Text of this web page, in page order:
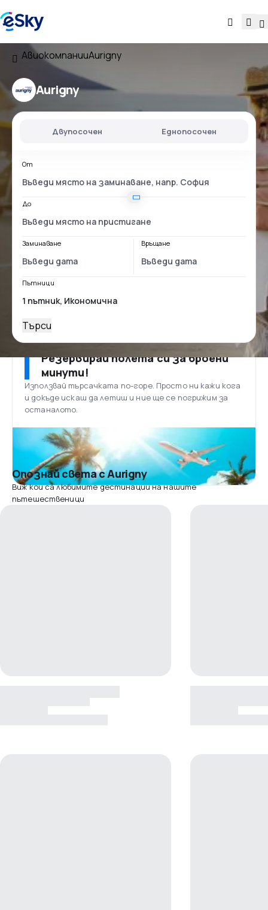
АвиокомпанииAurigny
Aurigny
Двупосочен Еднопосочен
От
До
Заминаване Връщане
Пътници
Търси
Резервирай полета си за броени
минути!
Използвай търсачката по-горе. Просто ни кажи кога
и докъде искаш да летиш и ние ще се погрижим за
останалото.
Опознай света с Aurigny
Виж кои са любимите дестинации на нашите
пътешественици